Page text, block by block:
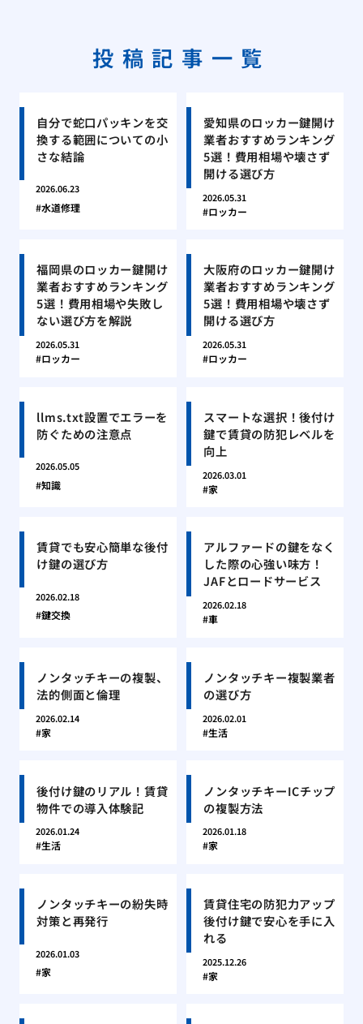
投稿記事一覧
自分で蛇口パッキンを交
換する範囲についての小
さな結論
2026.06.23
水道修理
愛知県のロッカー鍵開け
業者おすすめランキング
5選！費用相場や壊さず
開ける選び方
2026.05.31
ロッカー
福岡県のロッカー鍵開け
業者おすすめランキング
5選！費用相場や失敗し
ない選び方を解説
2026.05.31
ロッカー
大阪府のロッカー鍵開け
業者おすすめランキング
5選！費用相場や壊さず
開ける選び方
2026.05.31
ロッカー
llms.txt設置でエラーを
防ぐための注意点
2026.05.05
知識
スマートな選択！後付け
鍵で賃貸の防犯レベルを
向上
2026.03.01
家
賃貸でも安心簡単な後付
け鍵の選び方
2026.02.18
鍵交換
アルファードの鍵をなく
した際の心強い味方！
JAFとロードサービス
2026.02.18
車
ノンタッチキーの複製、
法的側面と倫理
2026.02.14
家
ノンタッチキー複製業者
の選び方
2026.02.01
生活
後付け鍵のリアル！賃貸
物件での導入体験記
2026.01.24
生活
ノンタッチキーICチップ
の複製方法
2026.01.18
家
ノンタッチキーの紛失時
対策と再発行
2026.01.03
家
賃貸住宅の防犯力アップ
後付け鍵で安心を手に入
れる
2025.12.26
家